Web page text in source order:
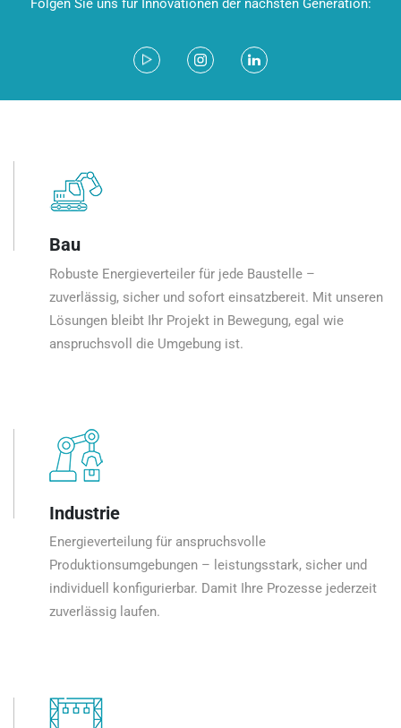
Folgen Sie uns für Innovationen der nächsten Generation:
Bau
Robuste Energieverteiler für jede Baustelle –
zuverlässig, sicher und sofort einsatzbereit. Mit unseren
Lösungen bleibt Ihr Projekt in Bewegung, egal wie
anspruchsvoll die Umgebung ist.
Industrie
Energieverteilung für anspruchsvolle
Produktionsumgebungen – leistungsstark, sicher und
individuell konfigurierbar. Damit Ihre Prozesse jederzeit
zuverlässig laufen.